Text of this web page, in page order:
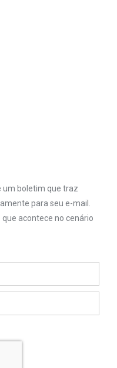
um boletim que traz
para seu e-mail.
acontece no cenário